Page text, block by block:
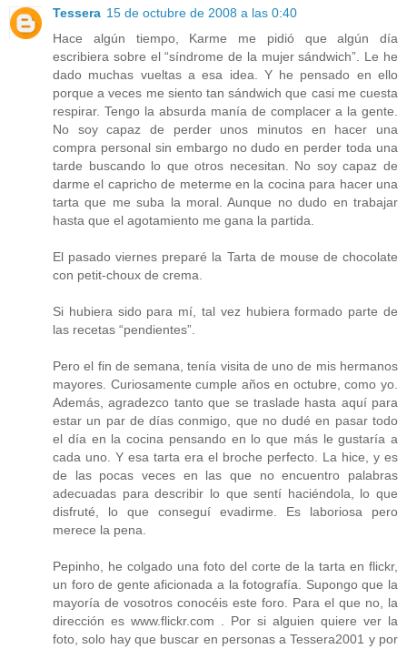
Tessera 15 de octubre de 2008 a las 0:40
Hace algún tiempo, Karme me pidió que algún día
escribiera sobre el “síndrome de la mujer sándwich”. Le he
dado muchas vueltas a esa idea. Y he pensado en ello
porque a veces me siento tan sándwich que casi me cuesta
respirar. Tengo la absurda manía de complacer a la gente.
No soy capaz de perder unos minutos en hacer una
compra personal sin embargo no dudo en perder toda una
tarde buscando lo que otros necesitan. No soy capaz de
darme el capricho de meterme en la cocina para hacer una
tarta que me suba la moral. Aunque no dudo en trabajar
hasta que el agotamiento me gana la partida.
El pasado viernes preparé la Tarta de mouse de chocolate
con petit-choux de crema.
Si hubiera sido para mí, tal vez hubiera formado parte de
las recetas “pendientes”.
Pero el fin de semana, tenía visita de uno de mis hermanos
mayores. Curiosamente cumple años en octubre, como yo.
Además, agradezco tanto que se traslade hasta aquí para
estar un par de días conmigo, que no dudé en pasar todo
el día en la cocina pensando en lo que más le gustaría a
cada uno. Y esa tarta era el broche perfecto. La hice, y es
de las pocas veces en las que no encuentro palabras
adecuadas para describir lo que sentí haciéndola, lo que
disfruté, lo que conseguí evadirme. Es laboriosa pero
merece la pena.
Pepinho, he colgado una foto del corte de la tarta en flickr,
un foro de gente aficionada a la fotografía. Supongo que la
mayoría de vosotros conocéis este foro. Para el que no, la
dirección es www.flickr.com . Por si alguien quiere ver la
foto, solo hay que buscar en personas a Tessera2001 y por